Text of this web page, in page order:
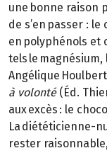
une bonne raison
de s’en passer :
en polyphénols et
tels le
Angélique
à volonté(Éd.
aux excès : le
La diététicienne-
rester